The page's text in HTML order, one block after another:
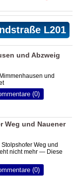
L201
und Abzweig
und
(0)
Weg und Nauener
Weg und
nicht mehr — Diese
(0)